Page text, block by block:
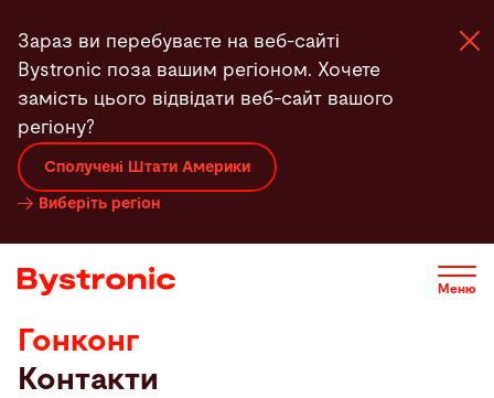
до
основного
вмісту
Зараз ви перебуваєте на веб-сайті
Bystronic поза вашим регіоном. Хочете
замість цього відвідати веб-сайт вашого
регіону?
Сполучені Штати Америки
Виберіть регіон
Меню
Машини та програма
Послуги
Застосунки
Новини
Гонконг
Контакти